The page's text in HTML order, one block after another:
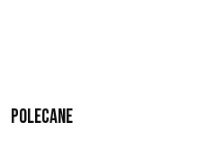
Polecane